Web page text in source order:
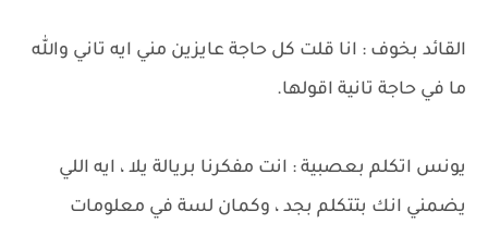
القائد بخوف : انا قلت كل حاجة عايزين مني ايه تاني والله
ما في حاجة تانية اقولها.
يونس اتكلم بعصبية : انت مفكرنا بريالة يلا ، ايه اللي
يضمني انك بتتكلم بجد ، وكمان لسة في معلومات